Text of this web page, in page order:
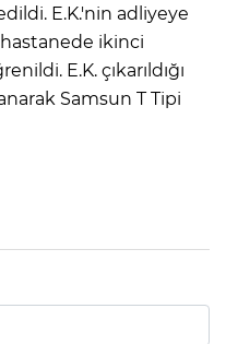
E.K.'nin adliyeye
ikinci
E.K. çıkarıldığı
Samsun T Tipi